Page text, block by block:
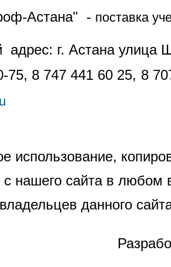
Астана" - поставка
адрес: г. Астана
75, 8 747 441 60 25, 8
использование,
нашего сайта в любом
данного